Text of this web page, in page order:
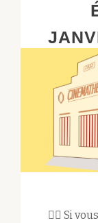
🙋‍♀️ Si